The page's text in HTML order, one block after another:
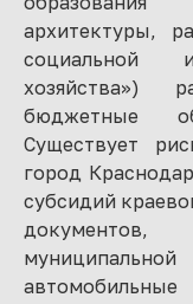
архитектуры,
социальной
хозяйства»)
бюджетные
Существует
город
субсидий